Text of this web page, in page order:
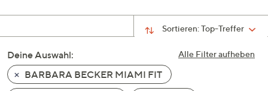
nach
und
nach
unten
oder
Sortieren:Top-Treffer
Alle Filter aufheben
Deine Auswahl:
BARBARA BECKER MIAMI FIT